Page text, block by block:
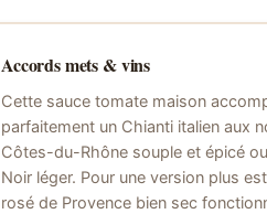
Accords mets & vins
Cette sauce tomate maison
parfaitement un Chianti italien aux
Côtes-du-Rhône souple et épicé
Noir léger. Pour une version plus
rosé de Provence bien sec